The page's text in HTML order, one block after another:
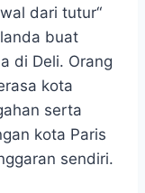
dari tutur“
buat
di Deli. Orang
kota
serta
kota Paris
sendiri.